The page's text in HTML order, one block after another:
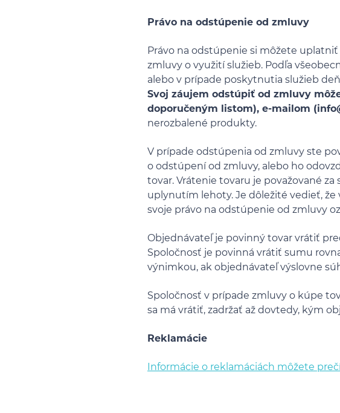
Právo na odstúpenie od zmluvy
Právo na odstúpenie si môžete
zmluvy o využití služieb. Podľa
alebo v prípade poskytnutia služieb
Svoj záujem odstúpiť od zmluvy
doporučeným listom), e-mailom
nerozbalené produkty.
V prípade odstúpenia od zmluvy ste
o odstúpení od zmluvy, alebo ho
tovar. Vrátenie tovaru je považované
uplynutím lehoty. Je dôležité vedieť, že
svoje právo na odstúpenie od zmluvy
Objednávateľ je povinný tovar vrátiť
Spoločnosť je povinná vrátiť sumu
výnimkou, ak objednávateľ výslovne
Spoločnosť v prípade zmluvy o kúpe
sa má vrátiť, zadržať až dovtedy, kým
Reklamácie
Informácie o reklamáciách môžete